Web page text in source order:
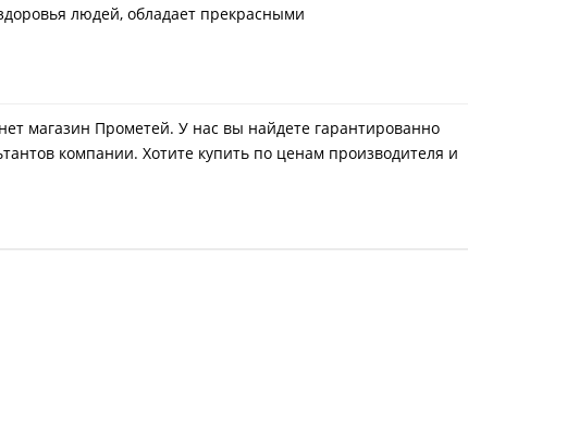
людей, обладает прекрасными
магазин Прометей. У нас вы найдете гарантированно
компании. Хотите купить по ценам производителя и